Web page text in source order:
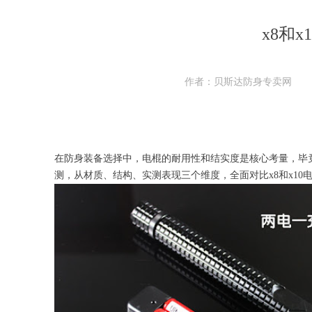
x8和
在防身装备选择中，电棍的耐用性和结实度是核心考量，
测，从材质、结构、实测表现三个维度，全面对比x8和x10
作者：贝斯达防身专卖网